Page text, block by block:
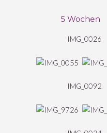
5 Wochen